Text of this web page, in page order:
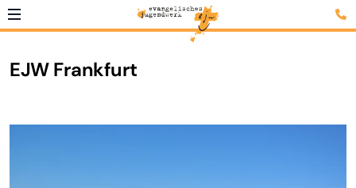
EJW Frankfurt